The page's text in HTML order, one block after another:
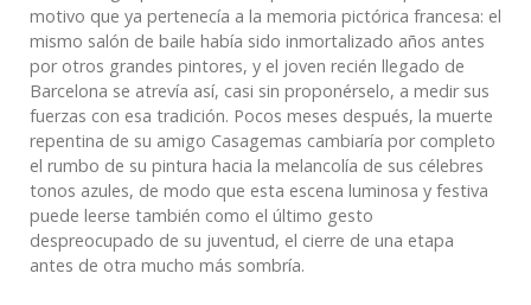
motivo que ya pertenecía a la memoria pictórica francesa: el
mismo salón de baile había sido inmortalizado años antes
por otros grandes pintores, y el joven recién llegado de
Barcelona se atrevía así, casi sin proponérselo, a medir sus
fuerzas con esa tradición. Pocos meses después, la muerte
repentina de su amigo Casagemas cambiaría por completo
el rumbo de su pintura hacia la melancolía de sus célebres
tonos azules, de modo que esta escena luminosa y festiva
puede leerse también como el último gesto
despreocupado de su juventud, el cierre de una etapa
antes de otra mucho más sombría.